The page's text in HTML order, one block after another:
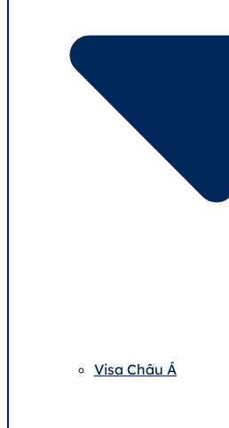
Visa Châu Á